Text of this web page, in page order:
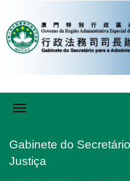
Toggle
Gabinete do
Justiça